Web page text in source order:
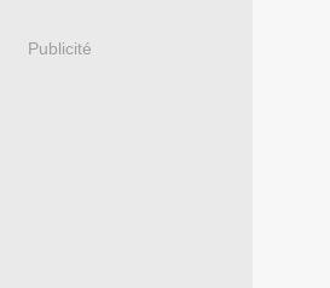
Publicité